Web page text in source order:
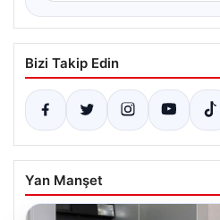
Bizi Takip Edin
Yan Manşet